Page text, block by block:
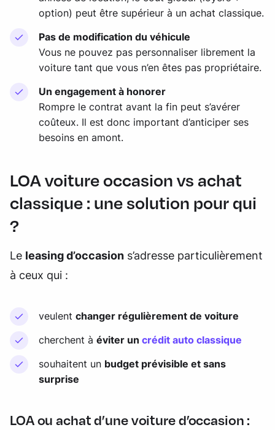
option) peut être supérieur à un achat classique.
Pas de modification du véhicule
Vous ne pouvez pas personnaliser librement la
voiture tant que vous n’en êtes pas propriétaire.
Un engagement à honorer
Rompre le contrat avant la fin peut s’avérer
coûteux. Il est donc important d’anticiper ses
besoins en amont.
LOA voiture occasion vs achat
classique : une solution pour qui
?
Le leasing d’occasion s’adresse particulièrement
à ceux qui :
veulent changer régulièrement de voiture
cherchent à éviter un crédit auto classique
souhaitent un budget prévisible et sans
surprise
LOA ou achat d’une voiture d’occasion :